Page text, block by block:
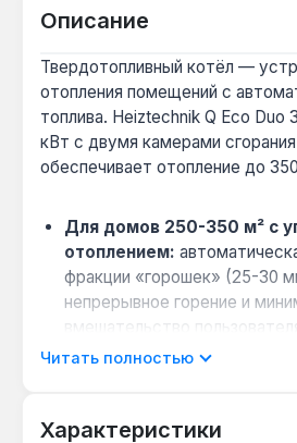
Описание
Твердотопливный котёл —
отопления помещений с
топлива. Heiztechnik Q Eco
кВт с двумя камерами
обеспечивает отопление до
Для домов 250-350 м² с
отоплением:
фракции «горошек» (25-30
непрерывное горение и
Когда нужно сжигать
брикеты или кокс.
Читать полностью
Характеристики